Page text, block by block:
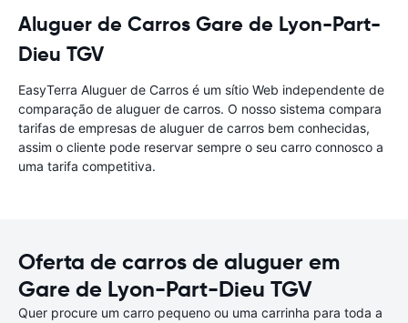
Aluguer de Carros Gare de Lyon-Part-
Dieu TGV
EasyTerra Aluguer de Carros é um sítio Web independente de
comparação de aluguer de carros. O nosso sistema compara
tarifas de empresas de aluguer de carros bem conhecidas,
assim o cliente pode reservar sempre o seu carro connosco a
uma tarifa competitiva.
Oferta de carros de aluguer em
Gare de Lyon-Part-Dieu TGV
Quer procure um carro pequeno ou uma carrinha para toda a